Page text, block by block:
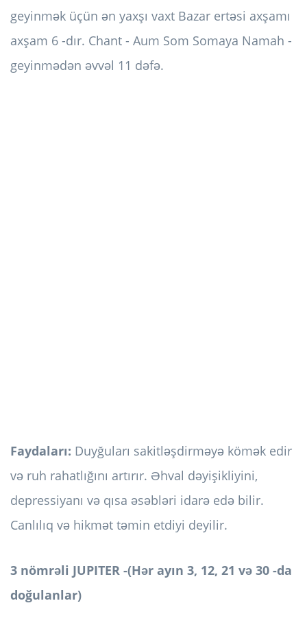
geyinmək üçün ən yaxşı vaxt Bazar ertəsi axşamı
axşam 6 -dır. Chant - Aum Som Somaya Namah -
geyinmədən əvvəl 11 dəfə.
Faydaları: Duyğuları sakitləşdirməyə kömək edir
və ruh rahatlığını artırır. Əhval dəyişikliyini,
depressiyanı və qısa əsəbləri idarə edə bilir.
Canlılıq və hikmət təmin etdiyi deyilir.
3 nömrəli JUPITER -(Hər ayın 3, 12, 21 və 30 -da
doğulanlar)